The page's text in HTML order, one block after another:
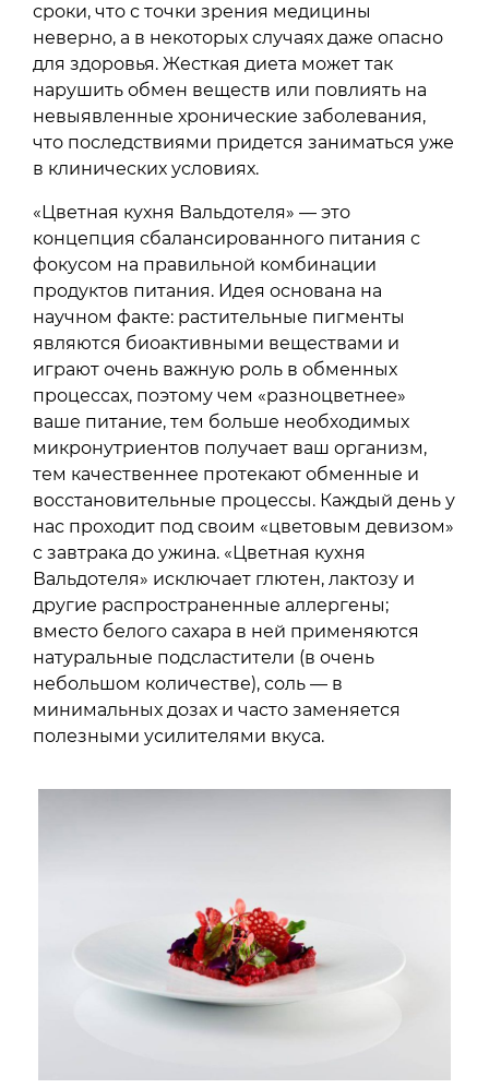
сроки, что с точки зрения медицины
неверно, а в некоторых случаях даже опасно
для здоровья. Жесткая диета может так
нарушить обмен веществ или повлиять на
невыявленные хронические заболевания,
что последствиями придется заниматься уже
в клинических условиях.
«Цветная кухня Вальдотеля» — это
концепция сбалансированного питания с
фокусом на правильной комбинации
продуктов питания. Идея основана на
научном факте: растительные пигменты
являются биоактивными веществами и
играют очень важную роль в обменных
процессах, поэтому чем «разноцветнее»
ваше питание, тем больше необходимых
микронутриентов получает ваш организм,
тем качественнее протекают обменные и
восстановительные процессы. Каждый день у
нас проходит под своим «цветовым девизом»
с завтрака до ужина. «Цветная кухня
Вальдотеля» исключает глютен, лактозу и
другие распространенные аллергены;
вместо белого сахара в ней применяются
натуральные подсластители (в очень
небольшом количестве), соль — в
минимальных дозах и часто заменяется
полезными усилителями вкуса.